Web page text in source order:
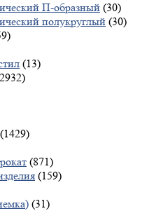
П-образный (30)
полукруглый (30)
(13)
(1429)
(871)
(159)
(31)